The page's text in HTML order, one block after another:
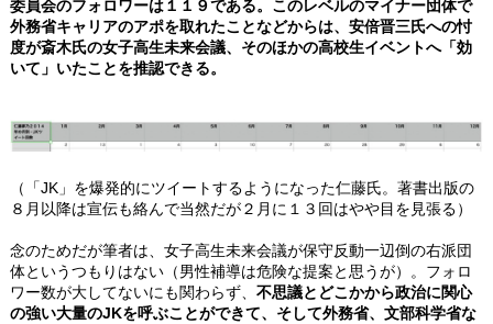
委員会のフォロワーは１１９である。このレベルのマイナー団体で
外務省キャリアのアポを取れたことなどからは、安倍晋三氏への忖
度が斎木氏の女子高生未来会議、そのほかの高校生イベントへ「効
いて」いたことを推認できる。
（「JK」を爆発的にツイートするようになった仁藤氏。著書出版の
８月以降は宣伝も絡んで当然だが２月に１３回はやや目を見張る）
念のためだが筆者は、女子高生未来会議が保守反動一辺倒の右派団
体というつもりはない（男性補導は危険な提案と思うが）。フォロ
ワー数が大してないにも関わらず、 不思議とどこかから政治に関心
の強い大量のJKを呼ぶことができて、そして外務省、文部科学省な